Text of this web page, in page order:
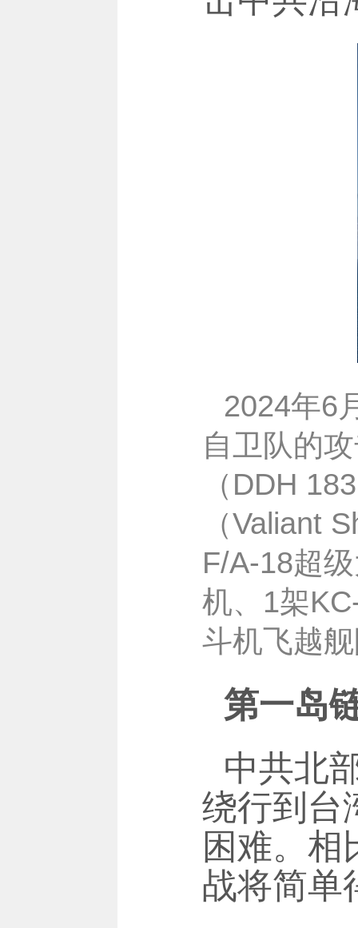
2024年6
自卫队的
（DDH
（Valiant
F/A-18超
机、1架
斗机飞越
第一岛
中共北
绕行到台
困难。相
战将简单